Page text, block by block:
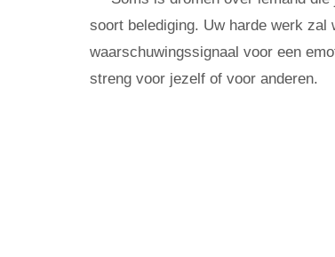
soort belediging. Uw harde werk
waarschuwingssignaal voor een
streng voor jezelf of voor anderen.